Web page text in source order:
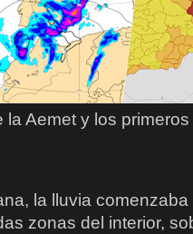
la Aemet y los
la lluvia
zonas del interior,